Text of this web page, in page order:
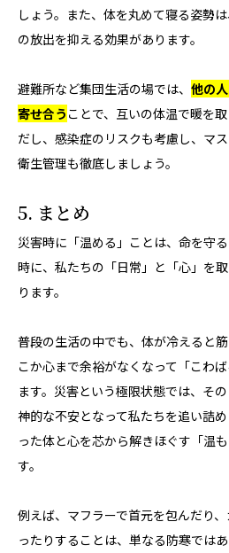
しょう。また、体を丸めて寝る姿勢
の放出を抑える効果があります。
避難所など集団生活の場では、 他の
寄せ合う ことで、互いの体温で暖を
だし、感染症のリスクも考慮し、マ
衛生管理も徹底しましょう。
5. まとめ
災害時に「温める」ことは、命を守
時に、私たちの「日常」と「心」を
ります。
普段の生活の中でも、体が冷えると
こか心まで余裕がなくなって「こわ
ます。災害という極限状態では、そ
神的な不安となって私たちを追い詰
った体と心を芯から解きほぐす「温
す。
例えば、マフラーで首元を包んだり
ったりすることは、単なる防寒では